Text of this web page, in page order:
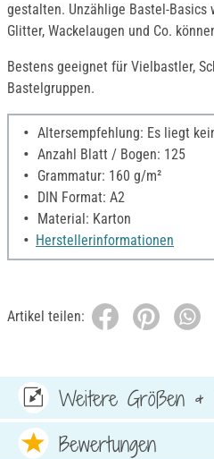
gestalten. Unzählige Bastel-Basics
Glitter, Wackelaugen und Co.
Bestens geeignet für Vielbastler,
Bastelgruppen.
Altersempfehlung: Es liegt
Anzahl Blatt / Bogen: 125
Grammatur: 160 g/m²
DIN Format: A2
Material: Karton
Herstellerinformationen
Artikel teilen:
Weitere Größen &
Bewertungen